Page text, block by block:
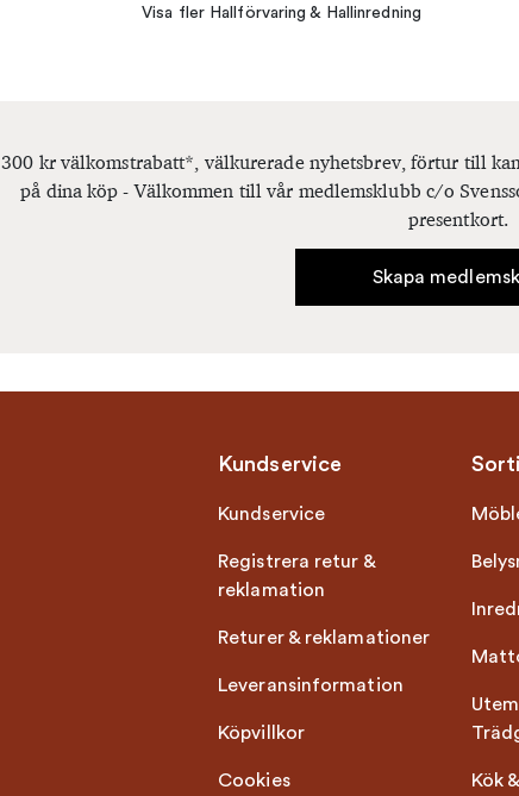
Visa fler Hallförvaring & Hallinredning
300 kr välkomstrabatt*, välkurerade nyhetsbrev, förtur till
på dina köp - Välkommen till vår medlemsklubb c/o
presentkort.
Skapa
Kundservice
Kundservice
Registrera retur &
reklamation
Returer & reklamationer
Leveransinformation
Köpvillkor
Cookies Kök